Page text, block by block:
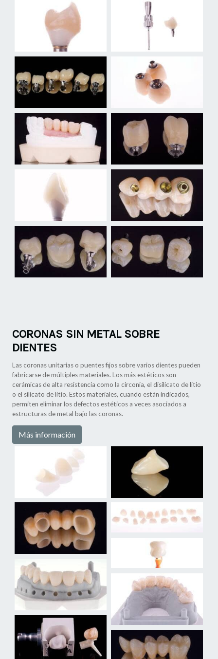
CORONAS SIN METAL SOBRE
DIENTES
Las coronas unitarias o puentes fijos sobre varios dientes pueden
fabricarse de múltiples materiales. Los más estéticos son
cerámicas de alta resistencia como la circonia, el disilicato de litio
o el silicato de litio. Estos materiales, cuando están indicados,
permiten eliminar los defectos estéticos a veces asociados a
estructuras de metal bajo las coronas.
Más información